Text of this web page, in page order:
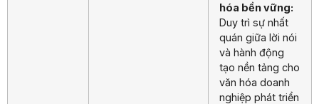
hóa bền vững:
Duy trì sự nhất
quán giữa lời nói
và hành động
tạo nền tảng cho
văn hóa doanh
nghiệp phát triển